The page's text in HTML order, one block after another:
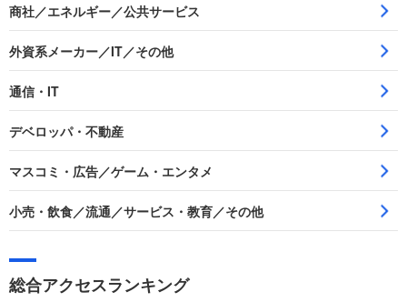
商社／エネルギー／公共サービス
外資系メーカー／IT／その他
通信・IT
デベロッパ・不動産
マスコミ・広告／ゲーム・エンタメ
小売・飲食／流通／サービス・教育／その他
総合アクセスランキング